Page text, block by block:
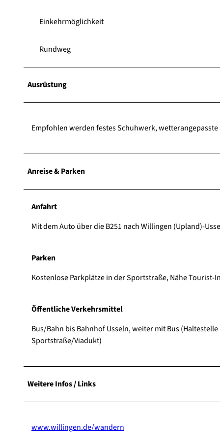
Einkehrmöglichkeit
Rundweg
Ausrüstung
Empfohlen werden festes Schuhwerk,
Anreise & Parken
Anfahrt
Mit dem Auto über die B251 nach Willingen (Upland)-
Parken
Kostenlose Parkplätze in der Sportstraße, Nähe
Öffentliche Verkehrsmittel
Bus/Bahn bis Bahnhof Usseln, weiter mit Bus
Sportstraße/Viadukt)
Weitere Infos / Links
www.willingen.de/wandern